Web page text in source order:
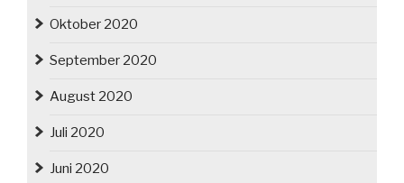
Oktober 2020
September 2020
August 2020
Juli 2020
Juni 2020